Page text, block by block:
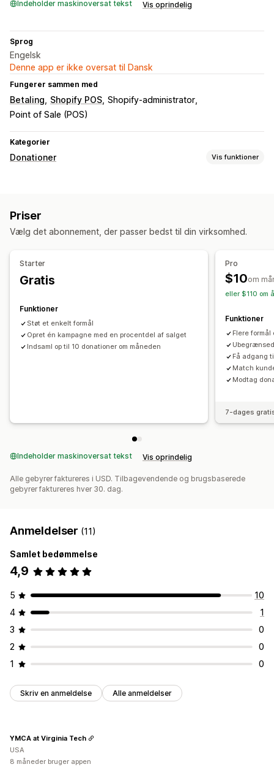
Indeholder maskinoversat tekst Vis oprindelig
Sprog
Engelsk
Denne app er ikke oversat til Dansk
Fungerer sammen med
Betaling Shopify POS Shopify-administrator
Point of Sale (POS)
Kategorier
Donationer Vis funktioner
Tilpasset velgørenhed
Badges Dontationswidget
Priser
Vælg det abonnement, der passer bedst til din virksomhed.
Starter
Gratis
Funktioner
Støt et enkelt formål
Opret én kampagne med en procentdel af salget
Indsaml op til 10 donationer om måneden
Pro
$10om
eller $110 om
Funktioner
Flere formål
Få adgang
Match
Modtag
7-dages
Indeholder maskinoversat tekst Vis oprindelig
Alle gebyrer faktureres i USD. Tilbagevendende og brugsbaserede
gebyrer faktureres hver 30. dag.
Anmeldelser (11)
Samlet bedømmelse
4,9
5
10
4
1
3
0
2
0
1
0
Skriv en anmeldelse Alle anmeldelser
YMCA at Virginia Tech
USA
8 måneder bruger appen